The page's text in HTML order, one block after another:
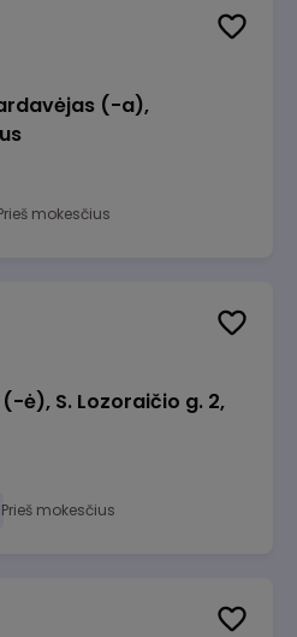
(-a),
mokesčius
ė), S. Lozoraičio g. 2,
Prieš mokesčius